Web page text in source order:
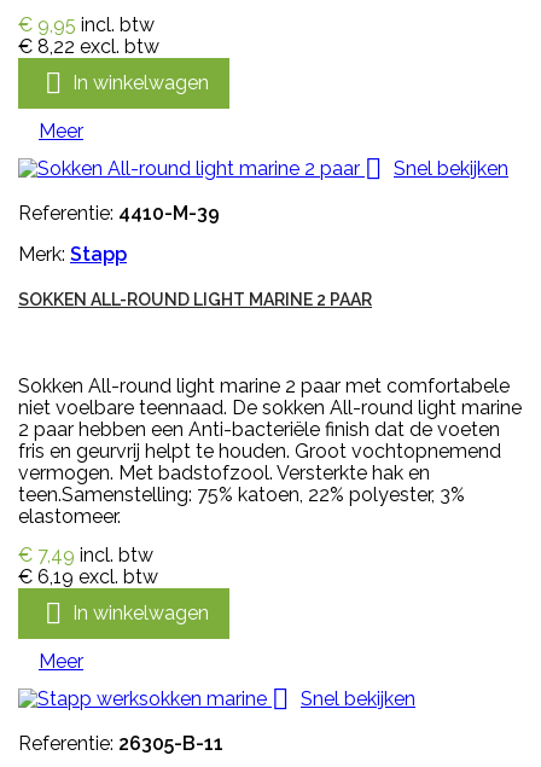
€ 9,95 incl. btw
€ 8,22 excl. btw
 In winkelwagen
Meer

Snel bekijken
Referentie: 4410-M-39
Merk: Stapp
SOKKEN ALL-ROUND LIGHT MARINE 2 PAAR
Sokken All-round light marine 2 paar met comfortabele
niet voelbare teennaad. De sokken All-round light marine
2 paar hebben een Anti-bacteriële finish dat de voeten
fris en geurvrij helpt te houden. Groot vochtopnemend
vermogen. Met badstofzool. Versterkte hak en
teen.Samenstelling: 75% katoen, 22% polyester, 3%
elastomeer.
€ 7,49 incl. btw
€ 6,19 excl. btw
 In winkelwagen
Meer

Snel bekijken
Referentie: 26305-B-11